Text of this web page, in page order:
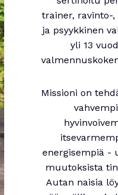
trainer, ravinto-
ja psyykkinen
yli 13
Missioni on
energisempiä -
muutoksista
Autan naisia